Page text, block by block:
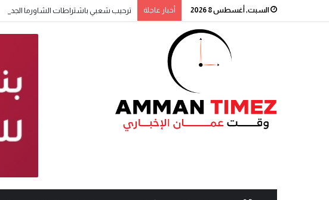
السبت, أغسطس 8 2026 أخبار عاجلة ترحيب شعبي باشتراطات الشاورما الجديدة..